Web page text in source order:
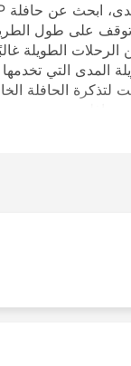
على طول
الطويلة
المدى التي تخدمها